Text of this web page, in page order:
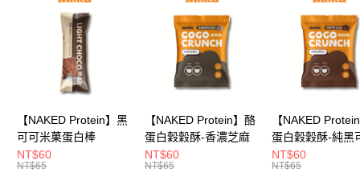
運送方式
全家取貨付款
每筆NT$65，滿NT$299(含以上)免運費
付款後全家取貨
【NAKED Protein】黑
可可米菓蛋白棒
NT$60
NT$65
【NAKED Protein】酪
蛋白穀穀酥-香濃芝麻
NT$60
NT$65
【NAKED
蛋白穀穀酥-純黑
NT$60
NT$65